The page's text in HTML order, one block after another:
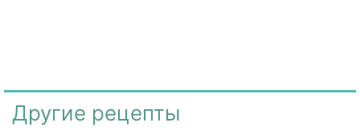
Другие рецепты